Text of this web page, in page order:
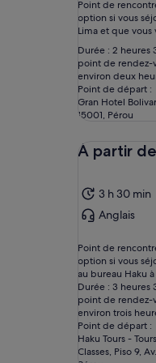
Point de
option si vous
Lima et que
Durée : 2 heures
point de rendez-
environ deux
Point de départ :
Gran Hotel
15001, Pérou
À partir
3 h 30 min
Anglais
Point de
option si vous
au bureau Haku
Durée : 3 heures
point de rendez-
environ trois
Point de départ :
Haku Tours -
Classes, Piso 9,